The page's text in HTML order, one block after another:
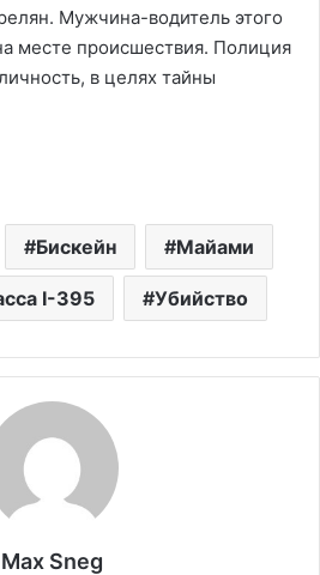
Мужчина-водитель этого
месте происшествия. Полиция
в целях тайны
Бискейн Майами
I-395 Убийство
Max Sneg